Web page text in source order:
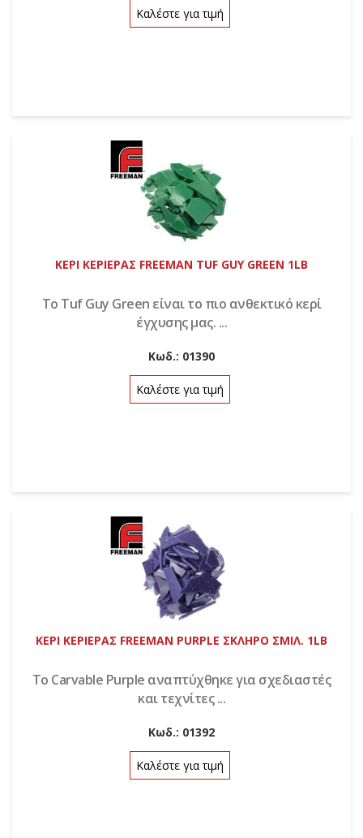
Καλέστε για τιμή
ΚΕΡΙ ΚΕΡΙΕΡΑΣ FREEMAN TUF GUY GREEN 1LB
Το Tuf Guy Green είναι το πιο ανθεκτικό κερί
έγχυσης μας. ...
Κωδ.: 01390
Καλέστε για τιμή
ΚΕΡΙ ΚΕΡΙΕΡΑΣ FREEMAN PURPLE ΣΚΛΗΡΟ ΣΜΙΛ. 1LB
Το Carvable Purple αναπτύχθηκε για σχεδιαστές
και τεχνίτες ...
Κωδ.: 01392
Καλέστε για τιμή